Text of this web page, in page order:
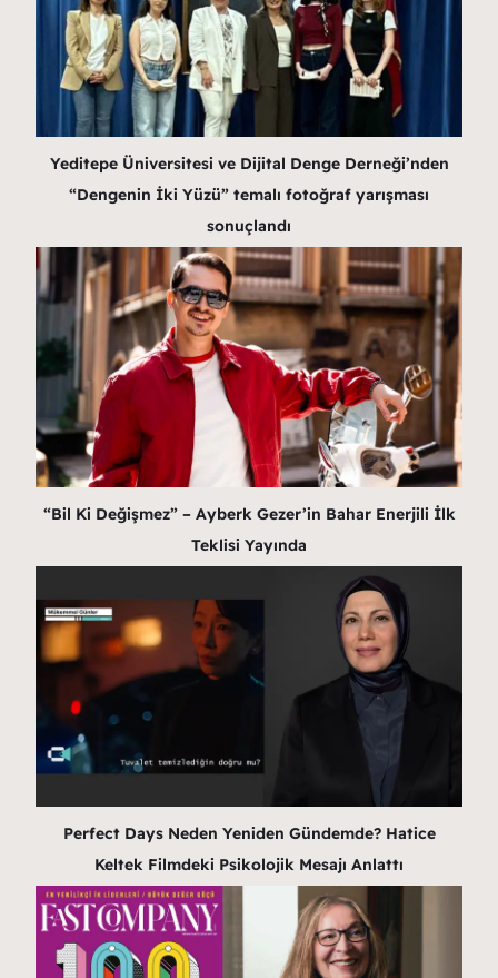
Yeditepe Üniversitesi ve Dijital Denge Derneği’nden
“Dengenin İki Yüzü” temalı fotoğraf yarışması
sonuçlandı
“Bil Ki Değişmez” – Ayberk Gezer’in Bahar Enerjili İlk
Teklisi Yayında
Perfect Days Neden Yeniden Gündemde? Hatice
Keltek Filmdeki Psikolojik Mesajı Anlattı